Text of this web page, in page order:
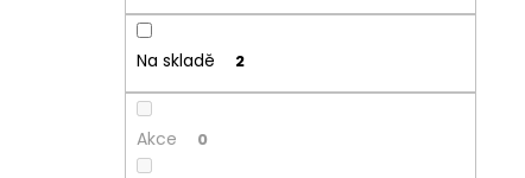
Na skladě 2
Akce 0